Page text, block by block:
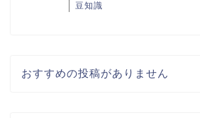
豆知識
おすすめの投稿がありません